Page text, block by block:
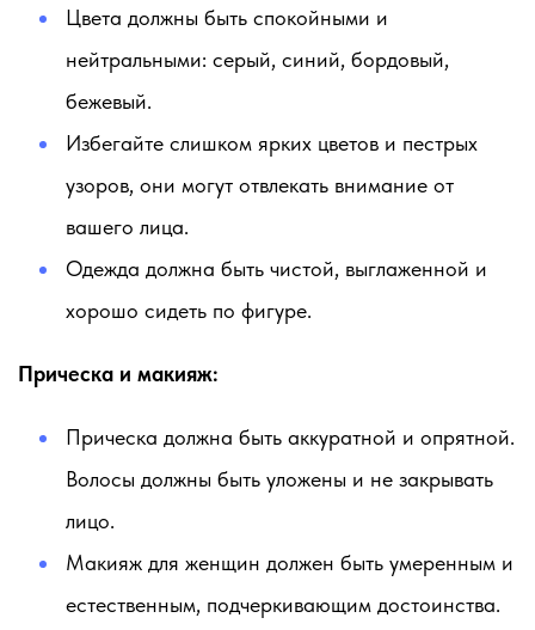
Цвета должны быть спокойными и
нейтральными: серый, синий, бордовый,
бежевый.
Избегайте слишком ярких цветов и пестрых
узоров, они могут отвлекать внимание от
вашего лица.
Одежда должна быть чистой, выглаженной и
хорошо сидеть по фигуре.
Прическа и макияж:
Прическа должна быть аккуратной и опрятной.
Волосы должны быть уложены и не закрывать
лицо.
Макияж для женщин должен быть умеренным и
естественным, подчеркивающим достоинства.